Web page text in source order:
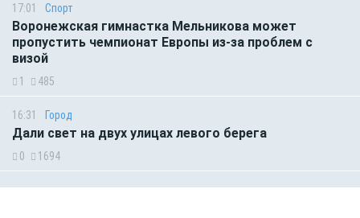
17:01 Спорт
Воронежская гимнастка Мельникова может
пропустить чемпионат Европы из-за проблем с
визой
1 485
16:31 Город
Дали свет на двух улицах левого берега
0 1694